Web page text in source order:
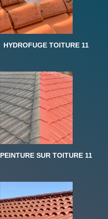
HYDROFUGE TOITURE 11
PEINTURE SUR TOITURE 11